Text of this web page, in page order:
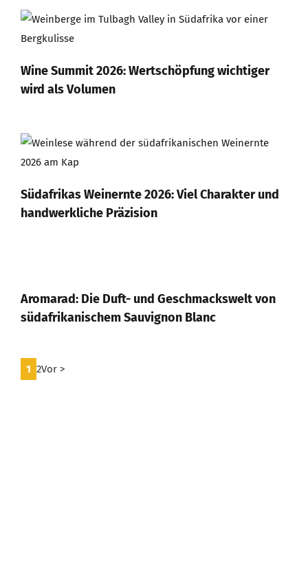
Wine Summit 2026: Wertschöpfung wichtiger
wird als Volumen
Südafrikas Weinernte 2026: Viel Charakter und
handwerkliche Präzision
Aromarad: Die Duft- und Geschmackswelt von
südafrikanischem Sauvignon Blanc
1 2Vor >